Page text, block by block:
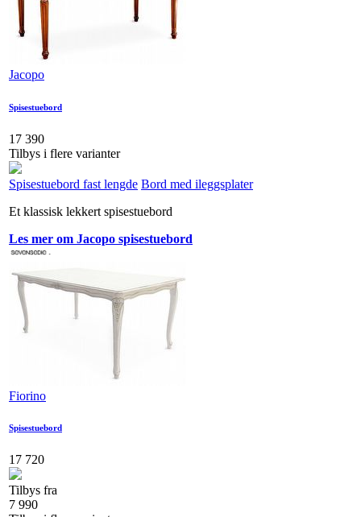
Jacopo
Spisestuebord
17 390
Tilbys i flere varianter
Spisestuebord fast lengde Bord med ileggsplater
Et klassisk lekkert spisestuebord
Les mer om Jacopo spisestuebord
Fiorino
Spisestuebord
17 720
Tilbys fra
7 990